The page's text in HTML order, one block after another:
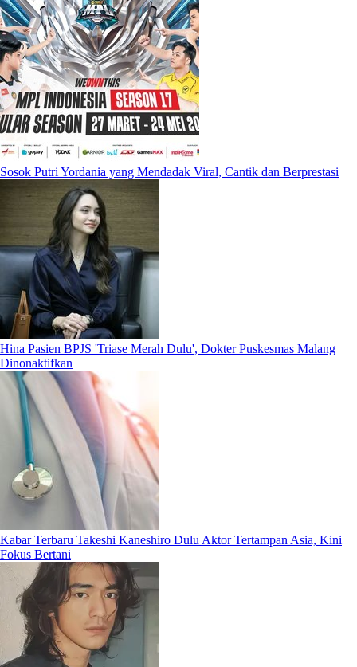
Sosok Putri Yordania yang Mendadak Viral, Cantik dan Berprestasi
Hina Pasien BPJS 'Triase Merah Dulu', Dokter Puskesmas Malang
Dinonaktifkan
Kabar Terbaru Takeshi Kaneshiro Dulu Aktor Tertampan Asia, Kini
Fokus Bertani